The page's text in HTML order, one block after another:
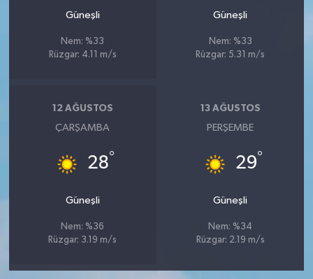
Güneşli
Nem: %33
Rüzgar: 4.11 m/s
Güneşli
Nem: %33
Rüzgar: 5.31 m/s
12 AĞUSTOS
ÇARŞAMBA
28°
Güneşli
Nem: %36
Rüzgar: 3.19 m/s
13 AĞUSTOS
PERŞEMBE
29°
Güneşli
Nem: %34
Rüzgar: 2.19 m/s